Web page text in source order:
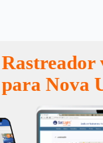
Rastreador
para Nova